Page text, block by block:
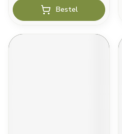
Bestel